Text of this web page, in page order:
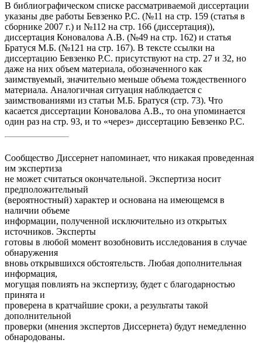
В библиографическом списке рассматриваемой диссертации
указаны две работы Бевзенко Р.С. (№11 на стр. 159 (статья в
сборнике 2007 г.) и №112 на стр. 166 (диссертация)),
диссертация Коновалова А.В. (№49 на стр. 162) и статья
Братуся М.Б. (№121 на стр. 167). В тексте ссылки на
диссертацию Бевзенко Р.С. присутствуют на стр. 27 и 32, но
даже на них объем материала, обозначенного как
заимствуемый, значительно меньше объема тождественного
материала. Аналогичная ситуация наблюдается с
заимствованиями из статьи М.Б. Братуся (стр. 73). Что
касается диссертации Коновалова А.В., то она упоминается
один раз на стр. 93, и то «через» диссертацию Бевзенко Р.С.
Сообщество Диссернет напоминает, что никакая проведенная
им экспертиза
не может считаться окончательной. Экспертиза носит
предположительный
(вероятностный) характер и основана на имеющемся в
наличии объеме
информации, полученной исключительно из открытых
источников. Эксперты
готовы в любой момент возобновить исследования в случае
обнаружения
вновь открывшихся обстоятельств. Любая дополнительная
информация,
могущая повлиять на экспертизу, будет с благодарностью
принята и
проверена в кратчайшие сроки, а результаты такой
дополнительной
проверки (мнения экспертов Диссернета) будут немедленно
обнародованы.